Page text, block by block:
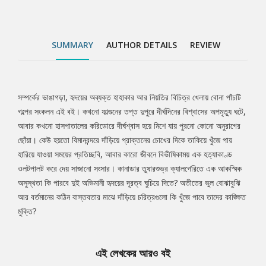
SUMMARY AUTHOR DETAILS REVIEW
Tab
Article
সম্পর্কের ভাঙাগড়া, হৃদয়ের অব্যক্ত হাহাকার আর নিয়তির বিচিত্র খেলায় বোনা পাঁচটি
গল্পের সংকলন এই বই। কখনো ফাল্গুনের তপ্ত দুপুরে দীর্ঘদিনের বিশ্বাসের অপমৃত্যু ঘটে,
আবার কখনো হাসপাতালের করিডোরে দীর্ঘশ্বাস হয়ে মিশে যায় পুরনো কোনো অনুরাগের
ছোঁয়া। কেউ হয়তো বিমানবন্দরে দাঁড়িয়ে প্রাক্তনের চোখের দিকে তাকিয়ে খুঁজে পায়
হারিয়ে যাওয়া সময়ের প্রতিচ্ছবি, আবার কারো জীবনে বিভীষিকাময় এক হত্যাকাণ্ড
ওলটপালট করে দেয় সাজানো সংসার। কানাডার তুষারশুভ্র ক্যালগেরিতে এক আকস্মিক
অসুস্থতা কি পারবে দুই অভিমানী হৃদয়ের দূরত্ব ঘুচিয়ে দিতে? অতীতের ভুল বোঝাবুঝি
আর বর্তমানের কঠিন বাস্তবতার মাঝে দাঁড়িয়ে চরিত্রগুলো কি খুঁজে পাবে তাদের কাঙ্ক্ষিত
মুক্তি?
এই লেখকের আরও বই